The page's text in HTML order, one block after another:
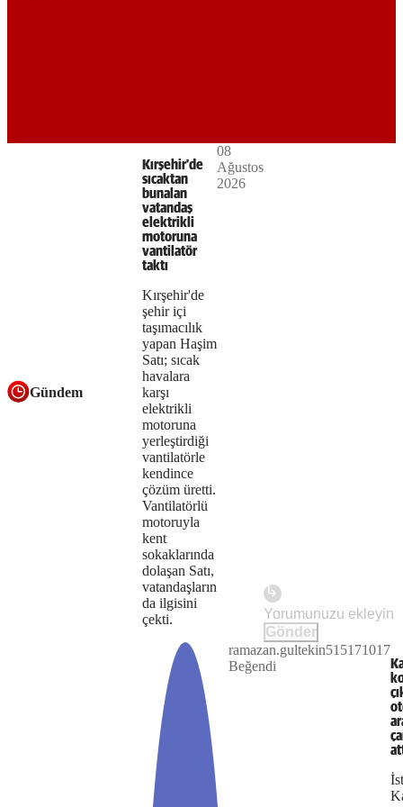
Gündem
Play
Video
loaded,
because
network
because
supported.
Kırşehir'de
sıcaktan
bunalan
vatandaş
elektrikli
motoruna
vantilatör
taktı
Kırşehir'de
şehir içi
taşımacılık
yapan Haşim
Satı; sıcak
havalara
karşı
elektrikli
motoruna
yerleştirdiği
vantilatörle
kendince
çözüm üretti.
Vantilatörlü
motoruyla
kent
sokaklarında
dolaşan Satı,
vatandaşların
da ilgisini
çekti.
08
Ağustos
2026
Gönder
Play
Video
ramazan.gultekin515171017
Beğendi